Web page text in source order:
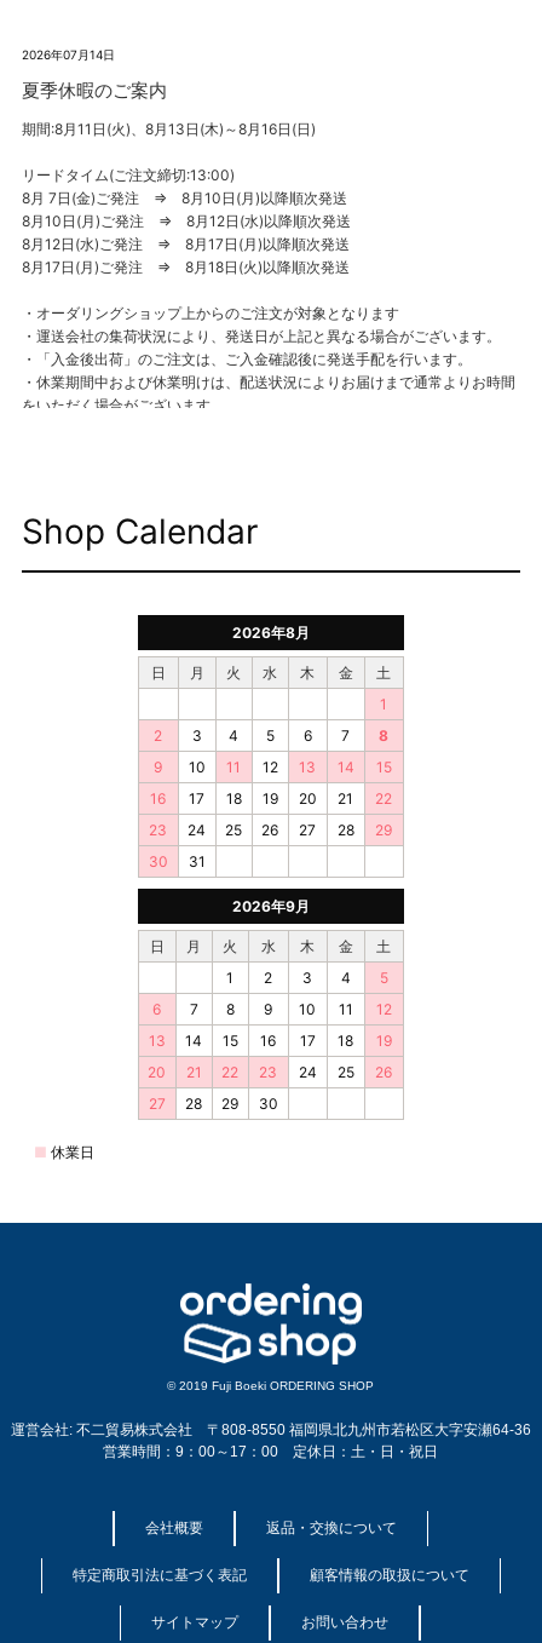
© 2019 Fuji Boeki ORDERING SHOP
運営会社: 不二貿易株式会社 〒808-8550 福岡県北九州市若松区大字安瀬64-36
営業時間：9：00～17：00 定休日：土・日・祝日
会社概要 返品・交換について
特定商取引法に基づく表記 顧客情報の取扱について
サイトマップ お問い合わせ